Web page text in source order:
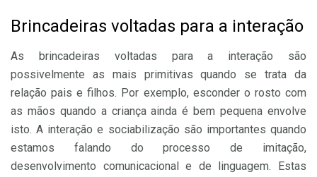
Brincadeiras voltadas para a interação
As brincadeiras voltadas para a interação são
possivelmente as mais primitivas quando se trata da
relação pais e filhos. Por exemplo, esconder o rosto com
as mãos quando a criança ainda é bem pequena envolve
isto. A interação e sociabilização são importantes quando
estamos falando do processo de imitação,
desenvolvimento comunicacional e de linguagem. Estas